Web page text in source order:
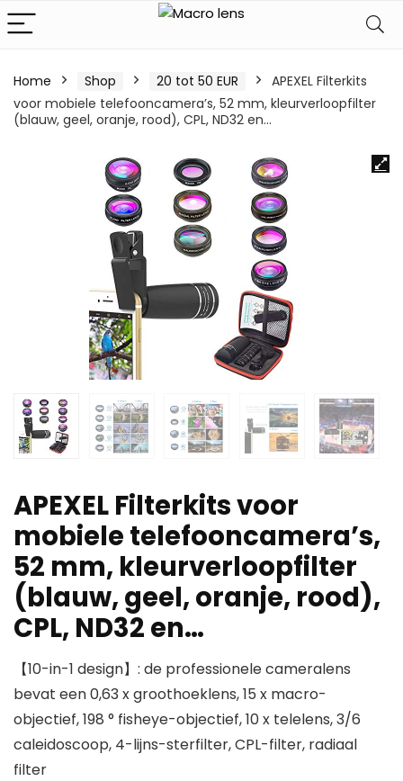
Home Shop 20 tot 50 EUR
APEXEL Filterkits
voor mobiele telefooncamera’s, 52 mm, kleurverloopfilter
(blauw, geel, oranje, rood), CPL, ND32 en…
APEXEL Filterkits voor
mobiele telefooncamera’s,
52 mm, kleurverloopfilter
(blauw, geel, oranje, rood),
CPL, ND32 en…
【10-in-1 design】: de professionele cameralens
bevat een 0,63 x groothoeklens, 15 x macro-
objectief, 198 ° fisheye-objectief, 10 x telelens, 3/6
caleidoscoop, 4-lijns-sterfilter, CPL-filter, radiaal
filter